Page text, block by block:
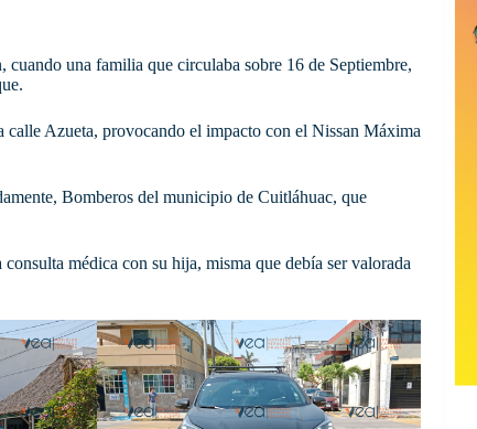
una familia que circulaba sobre 16 de Septiembre,
calle Azueta, provocando el impacto con el Nissan Máxima
Bomberos del municipio de Cuitláhuac, que
médica con su hija, misma que debía ser valorada